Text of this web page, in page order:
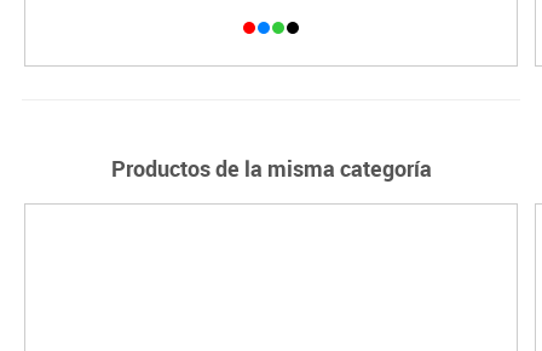
Productos de la misma categoría